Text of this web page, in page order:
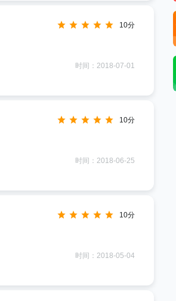
10分
时间：2018-07-01
10分
时间：2018-06-25
10分
时间：2018-05-04